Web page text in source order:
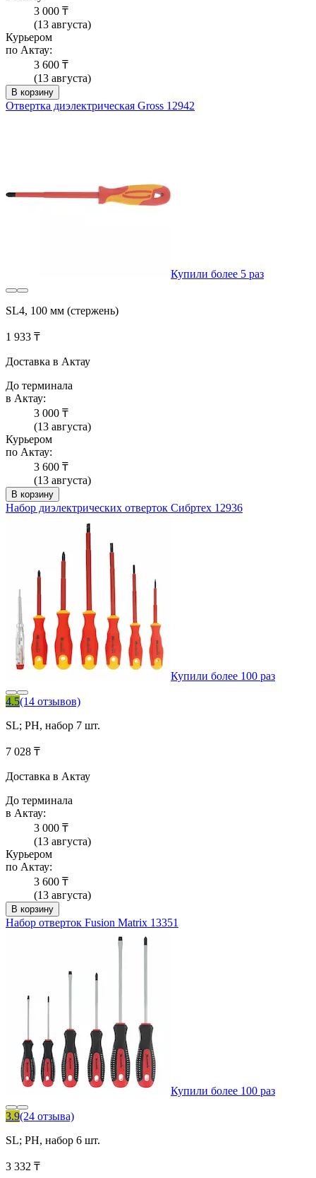
3 000 ₸
(13 августа)
Курьером
по Актау:
3 600 ₸
(13 августа)
В корзину
Отвертка диэлектрическая Gross 12942
Купили более 5 раз
SL4, 100 мм (стержень)
1 933 ₸
Доставка в Актау
До терминала
в Актау:
3 000 ₸
(13 августа)
Курьером
по Актау:
3 600 ₸
(13 августа)
В корзину
Набор диэлектрических отверток Сибртех 12936
Купили более 100 раз
4.5(14 отзывов)
SL; PH, набор 7 шт.
7 028 ₸
Доставка в Актау
До терминала
в Актау:
3 000 ₸
(13 августа)
Курьером
по Актау:
3 600 ₸
(13 августа)
В корзину
Набор отверток Fusion Matrix 13351
Купили более 100 раз
3.9(24 отзыва)
SL; PH, набор 6 шт.
3 332 ₸